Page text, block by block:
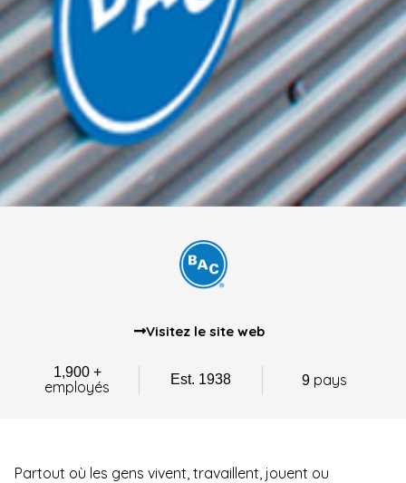
Visitez le site web
1,900 +
employés Est. 1938 9 pays
Partout où les gens vivent, travaillent, jouent ou